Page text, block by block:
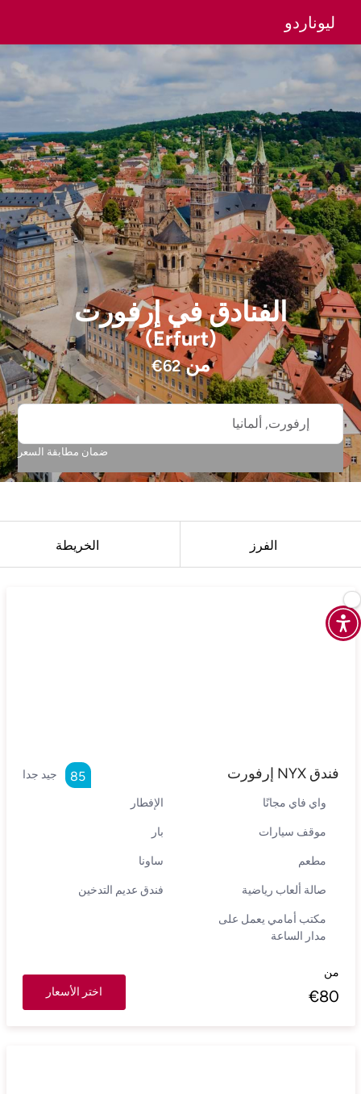
ليوناردو
الفنادقفيإرفورت
(Erfurt)
من €62
إرفورت, ألمانيا
ضمان مطابقة السعر
الفرز الخريطة
فندق NYX إرفورت جيد جدا 85
واي فاي مجانًا الإفطار
موقف سيارات بار
مطعم ساونا
صالة ألعاب رياضية فندق عديم التدخين
مكتب أمامي يعمل على
مدار الساعة
من
€80 اختر الأسعار